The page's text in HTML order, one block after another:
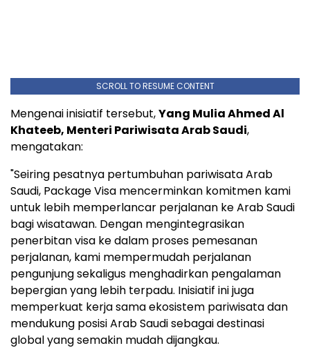
SCROLL TO RESUME CONTENT
Mengenai inisiatif tersebut,Yang Mulia Ahmed Al
Khateeb, Menteri Pariwisata Arab Saudi,
mengatakan:
"Seiring pesatnya pertumbuhan pariwisata Arab
Saudi, Package Visa mencerminkan komitmen kami
untuk lebih memperlancar perjalanan ke Arab Saudi
bagi wisatawan. Dengan mengintegrasikan
penerbitan visa ke dalam proses pemesanan
perjalanan, kami mempermudah perjalanan
pengunjung sekaligus menghadirkan pengalaman
bepergian yang lebih terpadu. Inisiatif ini juga
memperkuat kerja sama ekosistem pariwisata dan
mendukung posisi Arab Saudi sebagai destinasi
global yang semakin mudah dijangkau.